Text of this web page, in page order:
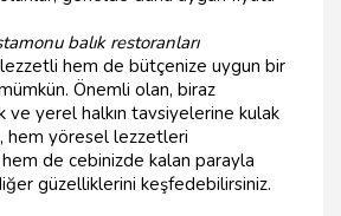
balık restoranları
lezzetli hem de bütçenize uygun bir
Önemli olan, biraz
ve yerel halkın tavsiyelerine kulak
hem yöresel lezzetleri
de cebinizde kalan parayla
güzelliklerini keşfedebilirsiniz.